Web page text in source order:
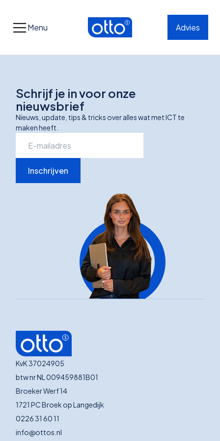
Menu Advies
Schrijf je in voor onze
nieuwsbrief
Nieuws, update, tips & tricks over alles wat met ICT te
maken heeft.
Inschrijven
KvK 37024905
btw nr NL 009459881B01
Broeker Werf 14
1721 PC Broek op Langedijk
0226 31 60 11
info@ottos.nl